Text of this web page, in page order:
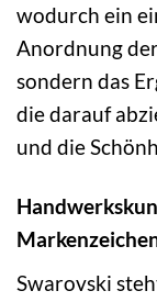
wodurch ein
Anordnung
sondern das
die darauf
und die
Swarovski